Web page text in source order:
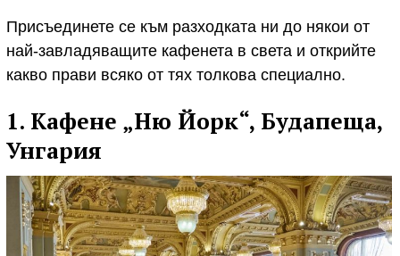
Присъединете се към разходката ни до някои от
най-завладяващите кафенета в света и открийте
какво прави всяко от тях толкова специално.
1. Кафене „Ню Йорк“, Будапеща,
Унгария